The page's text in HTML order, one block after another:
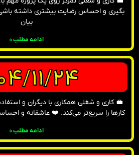
بگیری و احساس رضایت بیشتری داشته
بیان
ادامه مطلب »
11/24
💼 کاری و شغلی همکاری با دیگران و
کارها را سریع‌تر می‌کند. ❤️ عاشقانه و
ادامه مطلب »